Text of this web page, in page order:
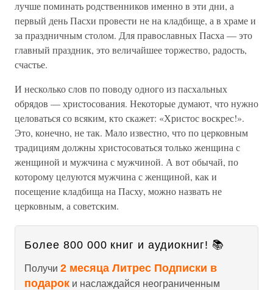
лучше поминать родственников именно в эти дни, а
первый день Пасхи провести не на кладбище, а в храме и
за праздничным столом. Для православных Пасха — это
главный праздник, это величайшее торжество, радость,
счастье.
И несколько слов по поводу одного из пасхальных
обрядов — христосования. Некоторые думают, что нужно
целоваться со всяким, кто скажет: «Христос воскрес!».
Это, конечно, не так. Мало известно, что по церковным
традициям должны христосоваться только женщина с
женщиной и мужчина с мужчиной. А вот обычай, по
которому целуются мужчина с женщиной, как и
посещение кладбища на Пасху, можно назвать не
церковным, а советским.
Более 800 000 книг и аудиокниг! 📚
Получи 2 месяца Литрес Подписки в
подарок и наслаждайся неограниченным